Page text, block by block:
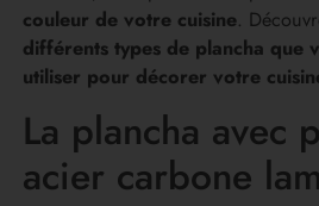
couleur de votre cuisine.
différents types de plancha que
utiliser pour décorer votre
La plancha avec
acier carbone